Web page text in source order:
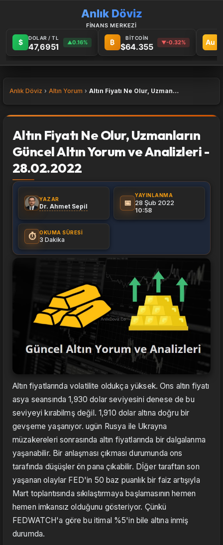
Anlık Döviz
FİNANS MERKEZİ
$ DOLAR / TL
47,6951 ▲0.16% ₿ BİTCOİN
$64.355 ▼-0.32% Au
Anlık Döviz Altın Yorum Altın Fiyatı Ne Olur, Uzmanların Güncel Altın Yorum ve Analizleri - 28.02.2022
Altın Fiyatı Ne Olur, Uzmanların
Güncel Altın Yorum ve Analizleri -
28.02.2022
YAZAR
Dr. Ahmet Sepil 📅
YAYINLANMA
28 Şub 2022
10:58
⏱️ OKUMA SÜRESI
3 Dakika
Altın fiyatlarında volatilite oldukça yüksek. Ons altın fiyatı
asya seansında 1,930 dolar seviyesini denese de bu
seviyeyi kırabilmş değil. 1,910 dolar altına doğru bir
gevşeme yaşanıyor. ugün Rusya ile Ukrayna
müzakereleri sonrasında altın fiyatlarında bir dalgalanma
yaşanabilir. Bir anlaşması çıkması durumunda ons
tarafında düşüşler ön pana çıkabilir. Dİğer taraftan son
yaşanan olaylar FED'in 50 baz puanlık bir faiz artışıyla
Mart toplantısında sıkılaştırmaya başlamasının hemen
hemen imkansız olduğunu gösteriyor. Çünkü
FEDWATCH'a göre bu itimal %5'in bile altına inmiş
durumda.